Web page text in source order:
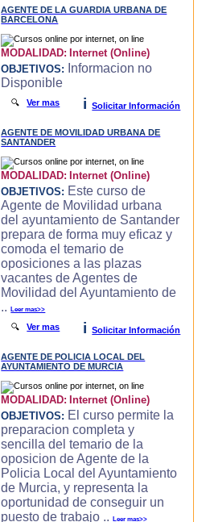
AGENTE DE LA GUARDIA URBANA DE
BARCELONA
MODALIDAD: Internet (Online)
OBJETIVOS:
Informacion no
Disponible
🔍Ver mas i Solicitar Información
AGENTE DE MOVILIDAD URBANA DE
SANTANDER
MODALIDAD: Internet (Online)
OBJETIVOS: Este curso de
Agente de Movilidad urbana
del ayuntamiento de Santander
prepara de forma muy eficaz y
comoda el temario de
oposiciones a las plazas
vacantes de Agentes de
Movilidad del Ayuntamiento de
..Leer mas>>
🔍Ver mas i Solicitar Información
AGENTE DE POLICIA LOCAL DEL
AYUNTAMIENTO DE MURCIA
MODALIDAD: Internet (Online)
OBJETIVOS: El curso permite la
preparacion completa y
sencilla del temario de la
oposicion de Agente de la
Policia Local del Ayuntamiento
de Murcia, y representa la
oportunidad de conseguir un
puesto de trabajo ..Leer mas>>